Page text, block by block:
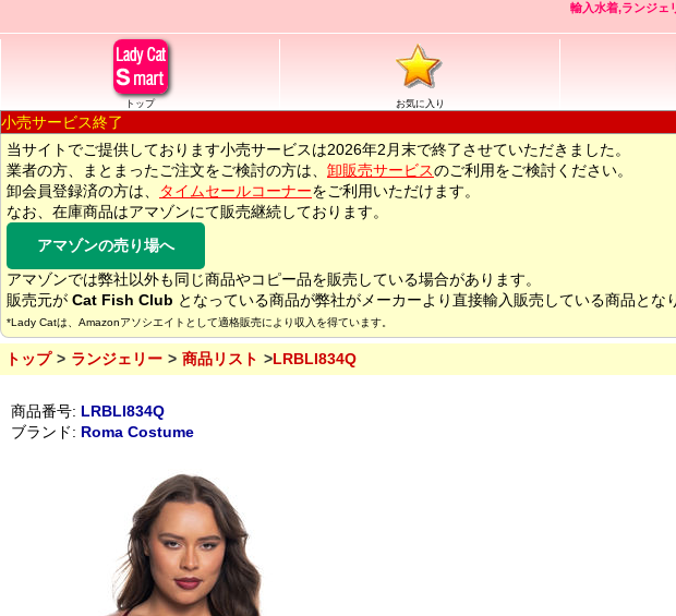
輸入水着,ランジェ
トップ お気に入り
小売サービス終了
当サイトでご提供しております小売サービスは2026年2月末で終了させていただきました。
業者の方、まとまったご注文をご検討の方は、 卸販売サービスのご利用をご検討ください。
卸会員登録済の方は、
タイムセールコーナーをご利用いただけます。
なお、在庫商品はアマゾンにて販売継続しております。
アマゾンの売り場へ
アマゾンでは弊社以外も同じ商品やコピー品を販売している場合があります。
販売元が Cat Fish Club となっている商品が弊社がメーカーより直接輸入販売している商品とな
*Lady Catは、Amazonアソシエイトとして適格販売により収入を得ています。
トップ ランジェリー 商品リスト LRBLI834Q
商品番号: LRBLI834Q
ブランド: Roma Costume